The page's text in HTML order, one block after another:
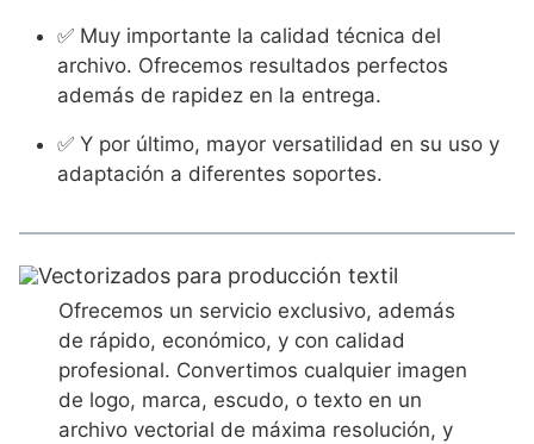
✅ Muy importante la calidad técnica del
archivo. Ofrecemos resultados perfectos
además de rapidez en la entrega.
✅ Y por último, mayor versatilidad en su uso y
adaptación a diferentes soportes.
Ofrecemos un servicio exclusivo, además
de rápido, económico, y con calidad
profesional. Convertimos cualquier imagen
de logo, marca, escudo, o texto en un
archivo vectorial de máxima resolución, y